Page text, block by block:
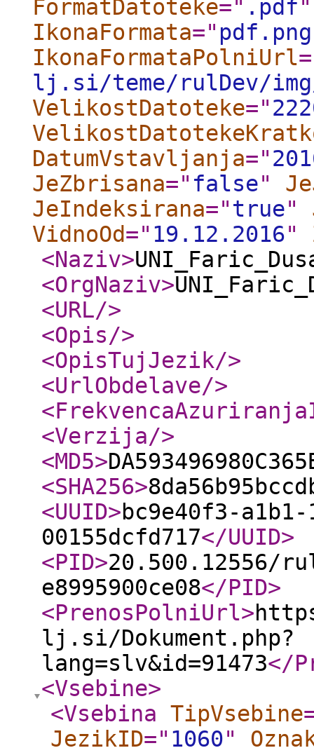
FormatDatoteke=" .pdf"
IkonaFormata=" pdf.png
IkonaFormataPolniUrl
lj.si/teme/rulDev/
VelikostDatoteke="
DatumVstavljanja="
JeZbrisana=" false"
JeIndeksirana="true"
VidnoOd=" 19.12.2016"
<Naziv>
<OrgNaziv>
<URL/>
<Opis/>
<OpisTujJezik/>
<UrlObdelave/>
<Verzija/>
<MD5>
<SHA256>
<UUID>bc9e40f3-
00155dcfd717</UUID>
<PID>20.500.12556/
e8995900ce08</PID>
<PrenosPolniUrl>
lj.si/Dokument.php?
lang=slv&id=91473</
<Vsebine>
<Vsebina TipVsebine
JezikID=" 1060"